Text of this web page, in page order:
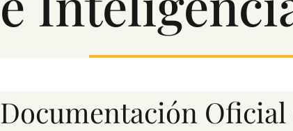
Documentación